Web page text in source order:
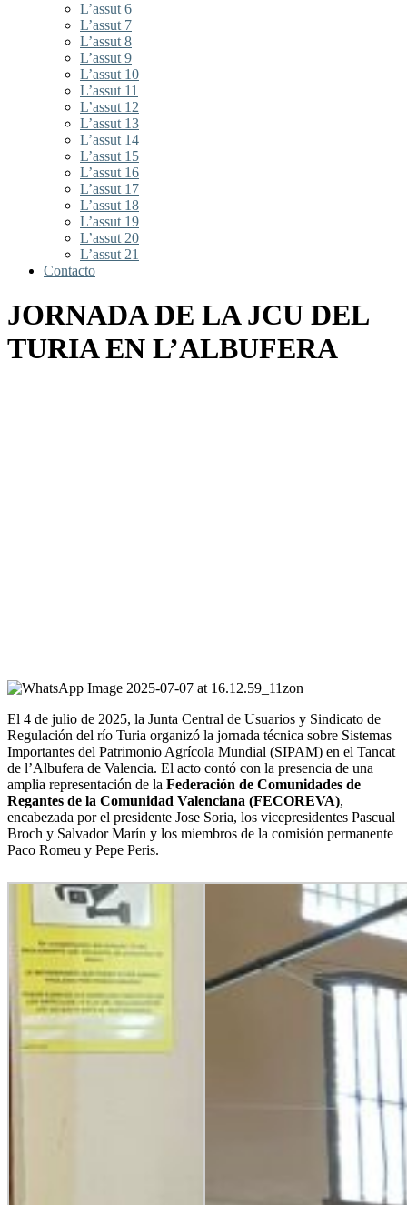
L’assut 6
L’assut 7
L’assut 8
L’assut 9
L’assut 10
L’assut 11
L’assut 12
L’assut 13
L’assut 14
L’assut 15
L’assut 16
L’assut 17
L’assut 18
L’assut 19
L’assut 20
L’assut 21
Contacto
JORNADA DE LA JCU DEL
TURIA EN L’ALBUFERA
El 4 de julio de 2025, la Junta Central de Usuarios y Sindicato de
Regulación del río Turia organizó la jornada técnica sobre Sistemas
Importantes del Patrimonio Agrícola Mundial (SIPAM) en el Tancat
de l’Albufera de Valencia. El acto contó con la presencia de una
amplia representación de la Federación de Comunidades de
Regantes de la Comunidad Valenciana (FECOREVA),
encabezada por el presidente Jose Soria, los vicepresidentes Pascual
Broch y Salvador Marín y los miembros de la comisión permanente
Paco Romeu y Pepe Peris.